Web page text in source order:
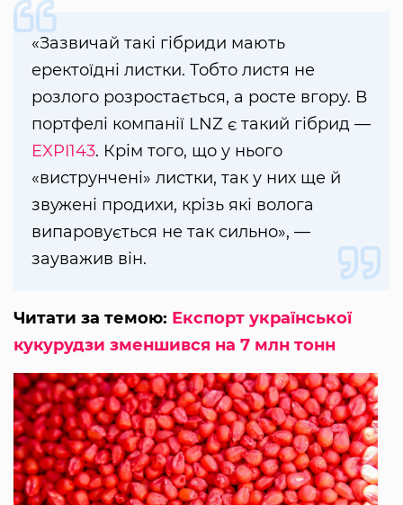
«Зазвичай такі гібриди мають
еректоїдні листки. Тобто листя не
розлого розростається, а росте вгору. В
портфелі компанії LNZ є такий гібрид —
EXPI143. Крім того, що у нього
«виструнчені» листки, так у них ще й
звужені продихи, крізь які волога
випаровується не так сильно», —
зауважив він.
Читати за темою: Експорт української
кукурудзи зменшився на 7 млн тонн